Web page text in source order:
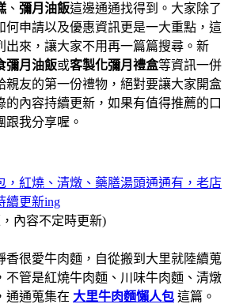
、 彌月油飯這邊通通找得到。大家除了
何申請以及優惠資訊更是一大重點，這
出來，讓大家不用再一篇篇搜尋。新
彌月油飯或客製化彌月禮盒等資訊一併
親友的第一份禮物，絕對要讓大家開盒
的內容持續更新，如果有值得推薦的口
跟我分享喔。
，紅燒、清燉、藥膳湯頭通通有，老店
續更新ing
內容不定時更新)
香很愛牛肉麵，自從搬到大里就陸續蒐
不管是紅燒牛肉麵、川味牛肉麵、清燉
通通蒐集在 大里牛肉麵懶人包 這篇。